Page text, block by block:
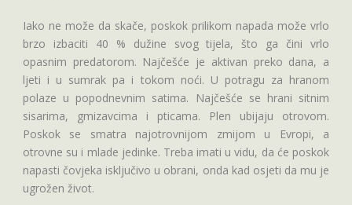
Iako ne može da skače, poskok prilikom napada može vrlo
brzo izbaciti 40 % dužine svog tijela, što ga čini vrlo
opasnim predatorom. Najčešće je aktivan preko dana, a
ljeti i u sumrak pa i tokom noći. U potragu za hranom
polaze u popodnevnim satima. Najčešće se hrani sitnim
sisarima, gmizavcima i pticama. Plen ubijaju otrovom.
Poskok se smatra najotrovnijom zmijom u Evropi, a
otrovne su i mlade jedinke. Treba imati u vidu, da će poskok
napasti čovjeka isključivo u obrani, onda kad osjeti da mu je
ugrožen život.